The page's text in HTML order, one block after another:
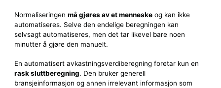
Normaliseringen må gjøres av et menneskeog kan ikke
automatiseres. Selve den endelige beregningen kan
selvsagt automatiseres, men det tar likevel bare noen
minutter å gjøre den manuelt.
En automatisert avkastningsverdiberegning foretar kun en
rask sluttberegning. Den bruker generell
bransjeinformasjon og annen irrelevant informasjon som